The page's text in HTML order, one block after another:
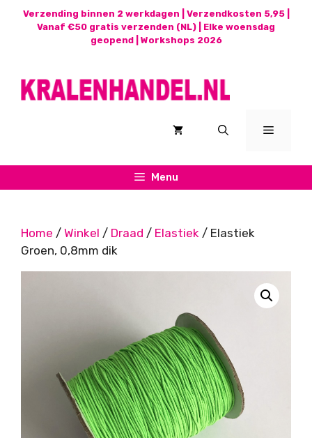
Verzending binnen 2 werkdagen | Verzendkosten 5,95 |
Vanaf €50 gratis verzenden (NL) | Elke woensdag
geopend | Workshops 2026
Menu
Menu
Home / Winkel / Draad / Elastiek / Elastiek
Groen, 0,8mm dik